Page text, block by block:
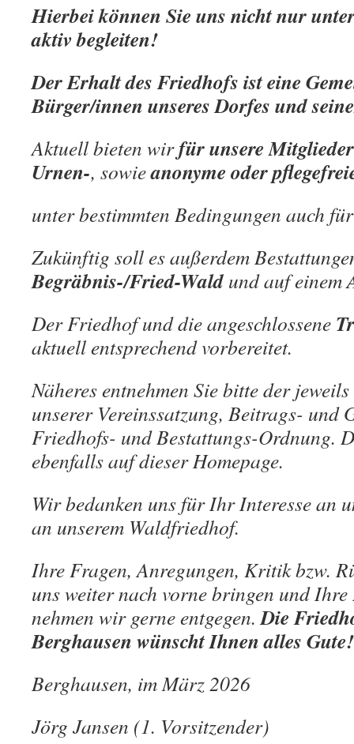
Hierbei können Sie uns nicht nur
aktiv begleiten!
Der Erhalt des Friedhofs ist eine
Bürger/innen unseres Dorfes und
Aktuell bieten wirfür unsere Mitglieder
Urnen-, sowieanonyme oder
unter bestimmten Bedingungen auch
Zukünftig soll es außerdem
Begräbnis-/Fried-Wald und auf einem
Der Friedhof und die angeschlossene
aktuell entsprechend vorbereitet.
Näheres entnehmen Sie bitte der
unserer Vereinssatzung, Beitrags- und
Friedhofs- und Bestattungs-Ordnung.
ebenfalls auf dieser Homepage.
Wir bedanken uns für Ihr Interesse an
an unserem Waldfriedhof.
Ihre Fragen, Anregungen, Kritik bzw.
uns weiter nach vorne bringen und
nehmen wir gerne entgegen.Die
Berghausen wünscht Ihnen alles Gute!
Berghausen, im März 2026
Jörg Jansen (1. Vorsitzender)